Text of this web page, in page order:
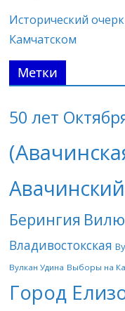
Исторический
Камчатском
Метки
50 лет
Берингия
Владивостокская
Вулкан Удина Выборы на
Город